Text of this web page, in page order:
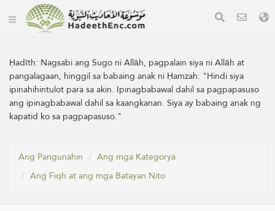
Ḥadīth: Nagsabi ang Sugo ni Allāh, pagpalain siya ni Allāh at
pangalagaan, hinggil sa babaing anak ni Ḥamzah: "Hindi siya
ipinahihintulot para sa akin. Ipinagbabawal dahil sa pagpapasuso
ang ipinagbabawal dahil sa kaangkanan. Siya ay babaing anak ng
kapatid ko sa pagpapasuso."
Ang Pangunahin
Ang mga Kategorya
Ang Fiqh at ang mga Batayan Nito